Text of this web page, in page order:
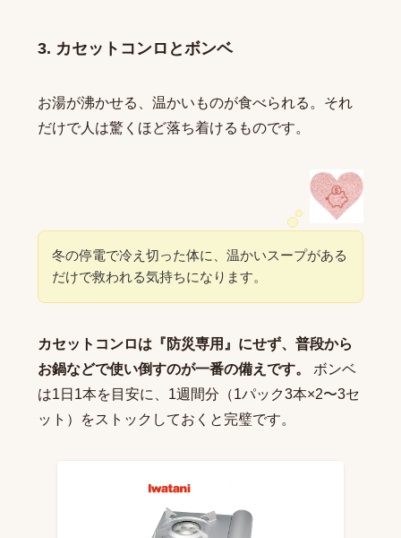
3. カセットコンロとボンベ
お湯が沸かせる、温かいものが食べられる。それ
だけで人は驚くほど落ち着けるものです。
冬の停電で冷え切った体に、温かいスープがある
だけで救われる気持ちになります。
カセットコンロは『防災専用』にせず、普段から
お鍋などで使い倒すのが一番の備えです。
ボンベ
は1日1本を目安に、1週間分（1パック3本×2〜3セ
ット）をストックしておくと完璧です。